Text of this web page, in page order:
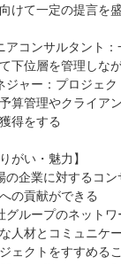
けて一定の提言を
アコンサルタント
下位層を管理しな
ジャー：プロジェ
算管理やクライア
得をする
がい・魅力】
の企業に対するコン
の貢献ができる
グループのネット
人材とコミュニケ
ェクトをすすめる